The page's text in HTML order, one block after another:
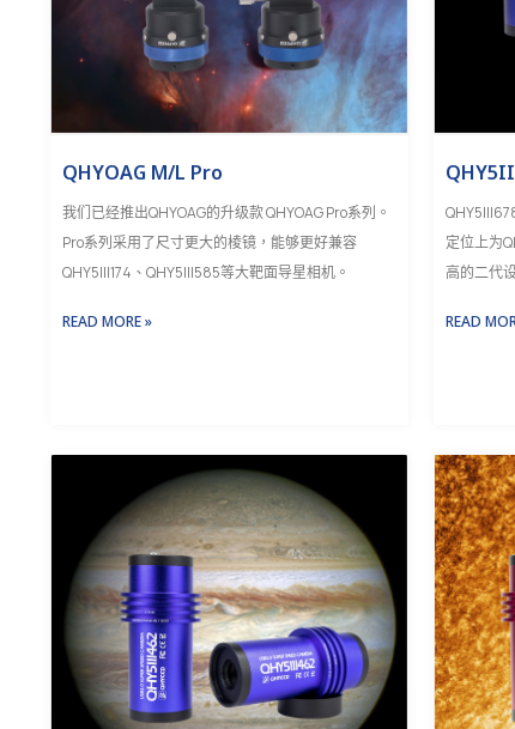
QHYOAG M/L Pro
我们已经推出QHYOAG的升级款 QHYOAG Pro系列。
Pro系列采用了尺寸更大的棱镜，能够更好兼容
QHY5III174、QHY5III585等大靶面导星相机。
READ MORE »
定位上为
高的二代
READ